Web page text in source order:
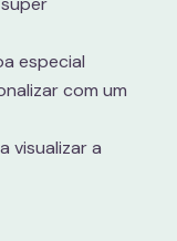
especial
com um
visualizar a